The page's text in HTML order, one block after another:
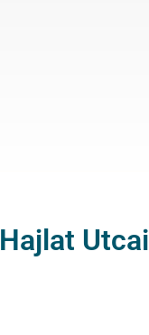
Hajlat